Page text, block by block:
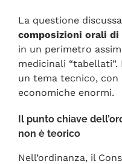
La questione
composizioni orali di
in un perimetro
medicinali
un tema tecnico,
economiche enormi.
Il punto chiave
non è teorico
Nell’ordinanza, il